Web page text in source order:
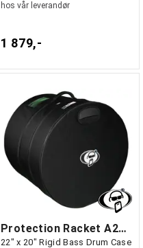
hos vår leverandør
1 879,-
Protection Racket A2022-00
22" x 20" Rigid Bass Drum Case